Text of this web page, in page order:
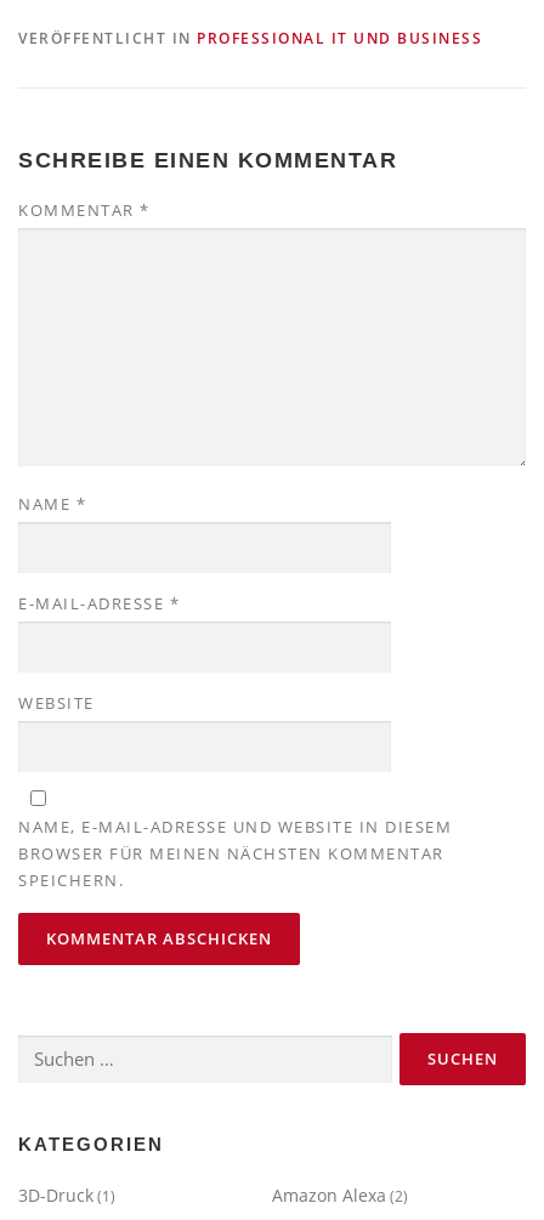
VERÖFFENTLICHT IN PROFESSIONAL IT UND BUSINESS
SCHREIBE EINEN KOMMENTAR
KOMMENTAR *
NAME *
E-MAIL-ADRESSE *
WEBSITE
NAME, E-MAIL-ADRESSE UND WEBSITE IN DIESEM
BROWSER FÜR MEINEN NÄCHSTEN KOMMENTAR
SPEICHERN.
nach:
KATEGORIEN
3D-Druck(1) Amazon Alexa (2)